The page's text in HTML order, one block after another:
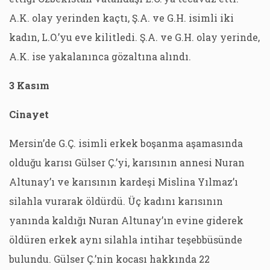
A.K. olay yerinden kaçtı, Ş.A. ve G.H. isimli iki
kadın, L.O.’yu eve kilitledi. Ş.A. ve G.H. olay yerinde,
A.K. ise yakalanınca gözaltına alındı.
3 Kasım
Cinayet
Mersin’de G.Ç. isimli erkek boşanma aşamasında
olduğu karısı Gülser Ç.’yi, karısının annesi Nuran
Altunay’ı ve karısının kardeşi Mislina Yılmaz’ı
silahla vurarak öldürdü. Üç kadını karısının
yanında kaldığı Nuran Altunay’ın evine giderek
öldüren erkek aynı silahla intihar teşebbüsünde
bulundu. Gülser Ç.’nin kocası hakkında 22